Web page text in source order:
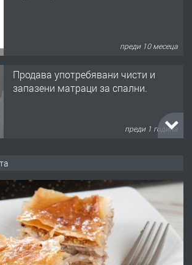
преди 10 месеца
Продава употребявани чисти и
запазени матраци за спални.
преди 1 година
преди 1 година
Първи поход "По стъпките на Ангел
Войвода"